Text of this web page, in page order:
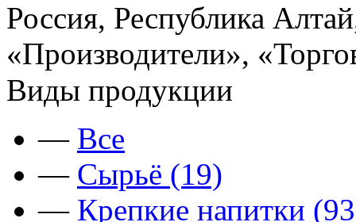
Россия, Республика
«Производители»,
Виды продукции
— Все
— Сырьё (19)
— Крепкие напитки